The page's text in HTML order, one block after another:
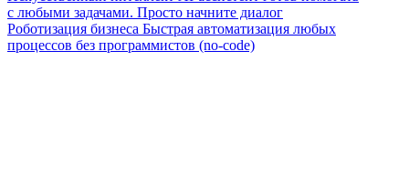
с любыми задачами. Просто начните диалог
Роботизация бизнеса Быстрая автоматизация любых
процессов без программистов (no-code)